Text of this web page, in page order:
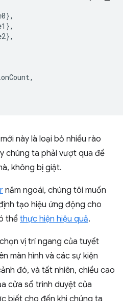
},
},
},
,
này là loại bỏ nhiều rào
chúng ta phải vượt qua để
không bị giật.
năm ngoái, chúng tôi muốn
tạo hiệu ứng động cho
thể thực hiện hiệu quả.
vị trí ngang của tuyết
màn hình và các sự kiện
đó, và tất nhiên, chiều cao
cửa sổ trình duyệt của
biết cho đến khi chúng ta